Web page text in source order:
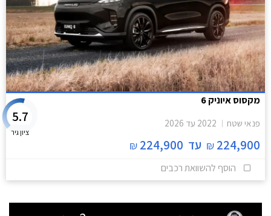
מקסוס איוניק 6
פנאי שטח 2022 עד 2026
224,900
₪ עד 224,900
₪
5.7
ציון גיר
הוסף להשוואת רכבים